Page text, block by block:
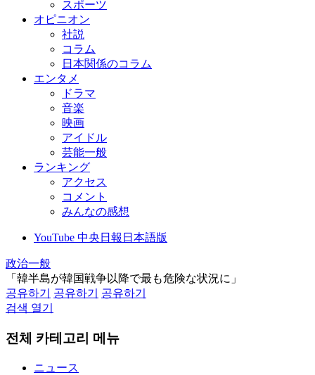
スポーツ
オピニオン
社説
コラム
日本関係のコラム
エンタメ
ドラマ
音楽
映画
アイドル
芸能一般
ランキング
アクセス
コメント
みんなの感想
YouTube 中央日報日本語版
政治一般
「韓半島が韓国戦争以降で最も危険な状況に」
공유하기
공유하기
공유하기
검색 열기
전체 카테고리 메뉴
ニュース